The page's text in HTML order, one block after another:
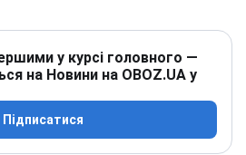
у курсі головного —
на Новини на OBOZ.UA у
Підписатися